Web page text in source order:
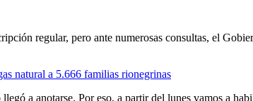
regular, pero ante numerosas consultas, el
natural a 5.666 familias rionegrinas
a anotarse. Por eso, a partir del lunes vamos a